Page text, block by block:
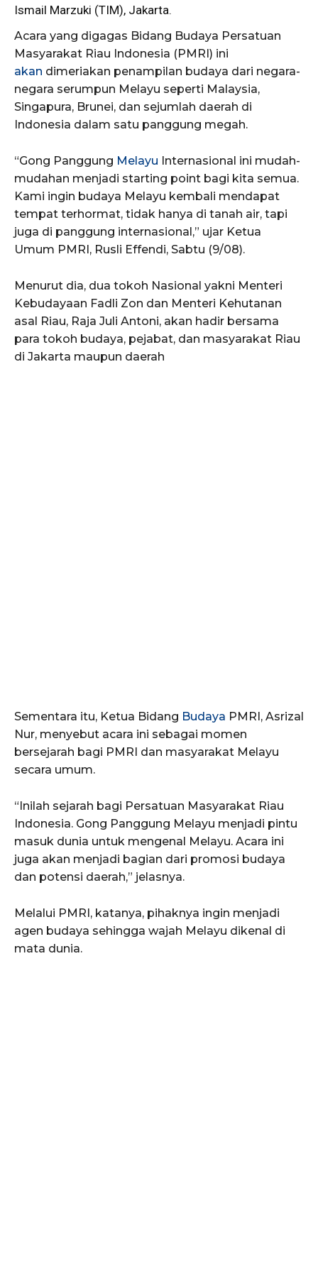
Ismail Marzuki (TIM), Jakarta.
Acara yang digagas Bidang Budaya Persatuan
Masyarakat Riau Indonesia (PMRI) ini
akan dimeriakan penampilan budaya dari negara-
negara serumpun Melayu seperti Malaysia,
Singapura, Brunei, dan sejumlah daerah di
Indonesia dalam satu panggung megah.
“Gong Panggung Melayu Internasional ini mudah-
mudahan menjadi starting point bagi kita semua.
Kami ingin budaya Melayu kembali mendapat
tempat terhormat, tidak hanya di tanah air, tapi
juga di panggung internasional,” ujar Ketua
Umum PMRI, Rusli Effendi, Sabtu (9/08).
Menurut dia, dua tokoh Nasional yakni Menteri
Kebudayaan Fadli Zon dan Menteri Kehutanan
asal Riau, Raja Juli Antoni, akan hadir bersama
para tokoh budaya, pejabat, dan masyarakat Riau
di Jakarta maupun daerah
Sementara itu, Ketua Bidang Budaya PMRI, Asrizal
Nur, menyebut acara ini sebagai momen
bersejarah bagi PMRI dan masyarakat Melayu
secara umum.
“Inilah sejarah bagi Persatuan Masyarakat Riau
Indonesia. Gong Panggung Melayu menjadi pintu
masuk dunia untuk mengenal Melayu. Acara ini
juga akan menjadi bagian dari promosi budaya
dan potensi daerah,” jelasnya.
Melalui PMRI, katanya, pihaknya ingin menjadi
agen budaya sehingga wajah Melayu dikenal di
mata dunia.